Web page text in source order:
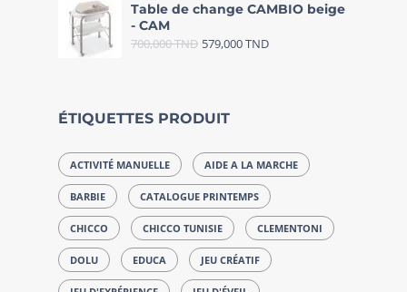
Table de change CAMBIO beige
- CAM
700,000TND 579,000TND
ÉTIQUETTES PRODUIT
ACTIVITÉ MANUELLE AIDE A LA MARCHE
BARBIE CATALOGUE PRINTEMPS
CHICCO CHICCO TUNISIE CLEMENTONI
DOLU EDUCA JEU CRÉATIF